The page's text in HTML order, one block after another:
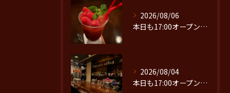
2026/08/06
本日も17:00オープンです。
2026/08/04
本日も17:00オープンです。